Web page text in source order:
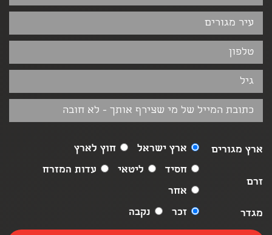
ארץ מגורים ארץ ישראל חוץ לארץ
זרם
חסיד ליטאי
עדות המזרח
אחר
מגדר
זכר נקבה